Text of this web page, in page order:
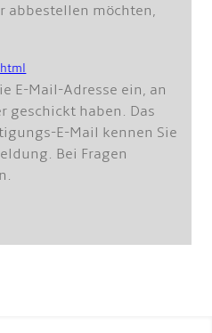
abbestellen möchten,
E-Mail-Adresse ein, an
geschickt haben. Das
E-Mail kennen Sie
Bei Fragen